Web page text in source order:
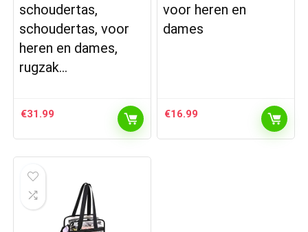
schoudertas,
schoudertas, voor
heren en dames,
rugzak…
€31.99
voor heren en
dames
€16.99